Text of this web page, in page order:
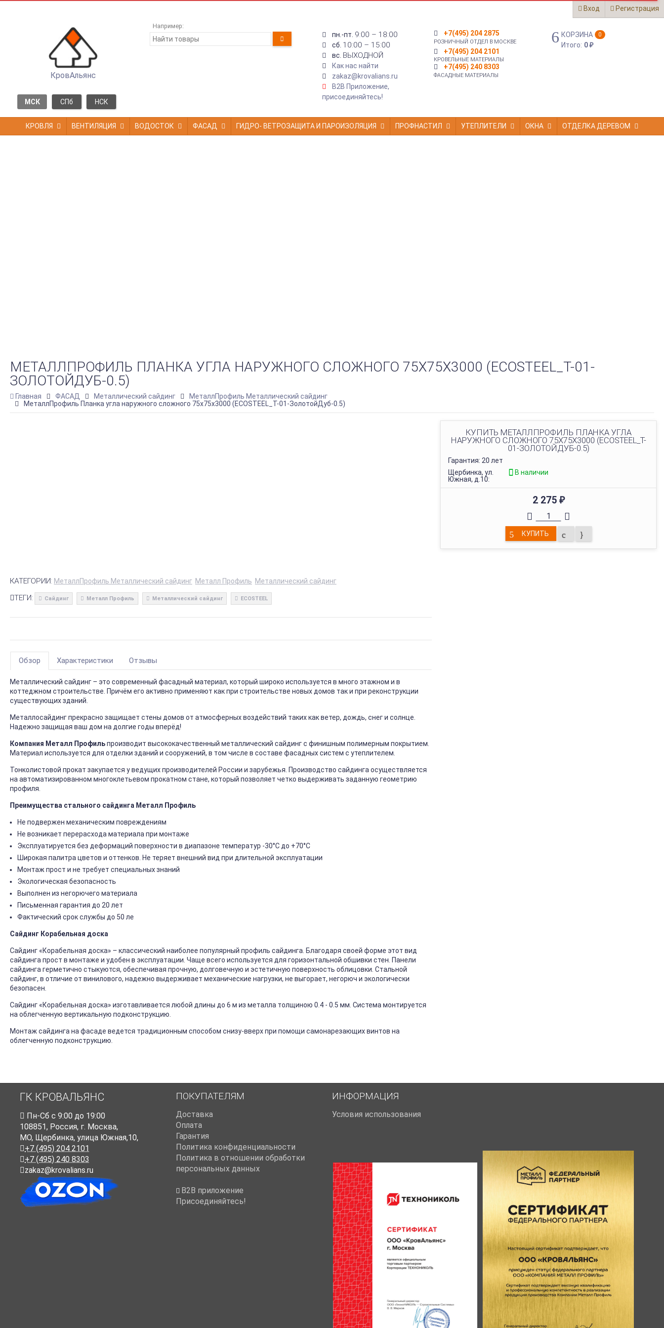
Вход Регистрация
КровАльянс
МСК СПб НСК
Например:
пн.-пт. 9:00 – 18:00
сб. 10:00 – 15:00
вс. ВЫХОДНОЙ
Как нас найти
zakaz@krovalians.ru
B2B Приложение,
присоединяйтесь!
+7(495) 204 2875
РОЗНИЧНЫЙ ОТДЕЛ В МОСКВЕ
+7(495) 204 2101
КРОВЕЛЬНЫЕ МАТЕРИАЛЫ
+7(495) 240 8303
ФАСАДНЫЕ МАТЕРИАЛЫ
КОРЗИНА 0
Итого: 0₽
КРОВЛЯ ВЕНТИЛЯЦИЯ ВОДОСТОК ФАСАД ГИДРО- ВЕТРОЗАЩИТА И ПАРОИЗОЛЯЦИЯ ПРОФНАСТИЛ УТЕПЛИТЕЛИ ОКНА ОТДЕЛКА ДЕРЕВОМ
МЕТАЛЛПРОФИЛЬ ПЛАНКА УГЛА НАРУЖНОГО СЛОЖНОГО 75Х75Х3000 (ECOSTEEL_T-01-
ЗОЛОТОЙДУБ-0.5)
Главная ФАСАД Металлический сайдинг
МеталлПрофиль Металлический сайдинг
МеталлПрофиль Планка угла наружного сложного 75х75х3000 (ECOSTEEL_T-01-ЗолотойДуб-0.5)
КУПИТЬ МЕТАЛЛПРОФИЛЬ ПЛАНКА УГЛА
НАРУЖНОГО СЛОЖНОГО 75Х75Х3000 (ECOSTEEL_T-
01-ЗОЛОТОЙДУБ-0.5)
Гарантия: 20 лет
Щербинка, ул.
Южная, д.10:
В наличии
2 275 ₽
КУПИТЬ
КАТЕГОРИИ: МеталлПрофиль Металлический сайдинг Металл Профиль Металлический сайдинг
ТЕГИ: Сайдинг Металл Профиль Металлический сайдинг ECOSTEEL
Обзор Характеристики Отзывы
Металлический сайдинг – это современный фасадный материал, который широко используется в много этажном и в
коттеджном строительстве. Причём его активно применяют как при строительстве новых домов так и при реконструкции
существующих зданий.
Металлосайдинг прекрасно защищает стены домов от атмосферных воздействий таких как ветер, дождь, снег и солнце.
Надежно защищая ваш дом на долгие годы вперёд!
Компания Металл Профильпроизводит высококачественный металлический сайдинг с финишным полимерным покрытием.
Материал используется для отделки зданий и сооружений, в том числе в составе фасадных систем с утеплителем.
Тонколистовой прокат закупается у ведущих производителей России и зарубежья. Производство сайдинга осуществляется
на автоматизированном многоклетьевом прокатном стане, который позволяет четко выдерживать заданную геометрию
профиля.
Преимущества стального сайдинга Металл Профиль
Не подвержен механическим повреждениям
Не возникает перерасхода материала при монтаже
Эксплуатируется без деформаций поверхности в диапазоне температур -30°C до +70°C
Широкая палитра цветов и оттенков. Не теряет внешний вид при длительной эксплуатации
Монтаж прост и не требует специальных знаний
Экологическая безопасность
Выполнен из негорючего материала
Письменная гарантия до 20 лет
Фактический срок службы до 50 ле
Сайдинг Корабельная доска
Сайдинг «Корабельная доска» – классический наиболее популярный профиль сайдинга. Благодаря своей форме этот вид
сайдинга прост в монтаже и удобен в эксплуатации. Чаще всего используется для горизонтальной обшивки стен. Панели
сайдинга герметично стыкуются, обеспечивая прочную, долговечную и эстетичную поверхность облицовки. Стальной
сайдинг, в отличие от винилового, надежно выдерживает механические нагрузки, не выгорает, негорюч и экологически
безопасен.
Сайдинг «Корабельная доска» изготавливается любой длины до 6 м из металла толщиною 0.4 - 0.5 мм. Система монтируется
на облегченную вертикальную подконструкцию.
Монтаж сайдинга на фасаде ведется традиционным способом снизу-вверх при помощи самонарезающих винтов на
облегченную подконструкцию.
ГК КРОВАЛЬЯНС
Пн-Cб с 9:00 до 19:00
108851, Россия, г. Москва,
МО, Щербинка, улица Южная,10,
+7 (495) 204 2101
+7 (495) 240 8303
zakaz@krovalians.ru
ПОКУПАТЕЛЯМ
Доставка
Оплата
Гарантия
Политика конфиденциальности
Политика в отношении обработки
персональных данных
B2B приложение
Присоединяйтесь!
ИНФОРМАЦИЯ
Условия использования